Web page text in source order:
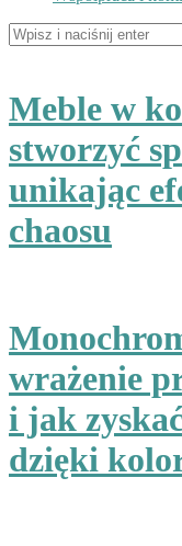
Szukaj:
Meble w
stworzyć
unikając
chaosu
wrażenie
i jak
dzięki